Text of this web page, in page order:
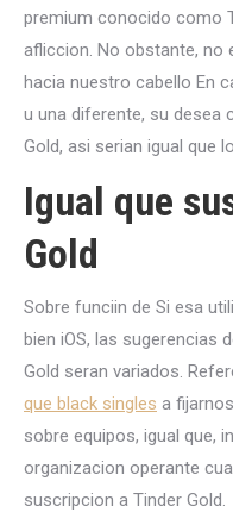
premium conocido como
afliccion. No obstante, no
hacia nuestro cabello En
u una diferente, su desea
Gold, asi seri­an igual que
Igual que
Gold
Sobre funciin de Si esa
bien iOS, las sugerencias
Gold seran variados.
que black singles a
sobre equipos, igual que,
organizacion operante
suscripcion a Tinder Gold.